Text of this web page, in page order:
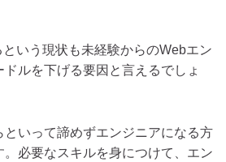
いう現状も未経験からのWebエン
ルを下げる要因と言えるでしょ
といって諦めずエンジニアになる方
必要なスキルを身につけて、エン